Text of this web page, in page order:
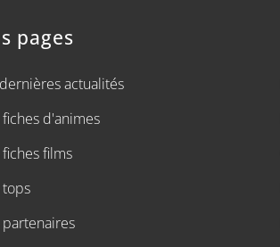
pages
actualités
d'animes
films
partenaires